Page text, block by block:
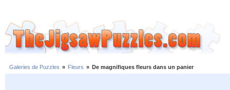
Galeries de Puzzles » Fleurs » De magnifiques fleurs dans un panier